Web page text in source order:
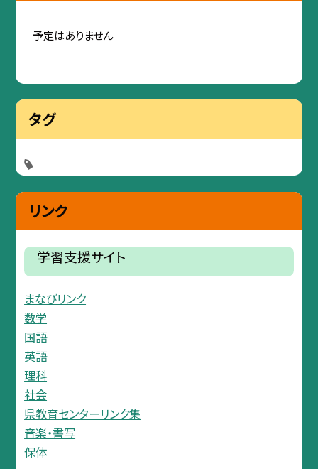
予定はありません
タグ
リンク
学習支援サイト
まなびリンク
数学
国語
英語
理科
社会
県教育センターリンク集
音楽・書写
保体